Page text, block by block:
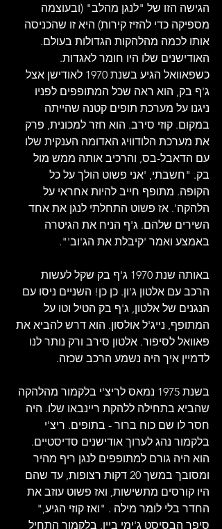
הגישה הזו של "לנגן מהלב" (ובעוצמה
מספיקה כדי להזיז קירות) היא זו שהכניסה
אותו לכמה מהלהקות הגדולות בעולם.
האודישנים שלו היו חומר לאגדות.
כשפאוואל הגיע בשנת 1970 לאודישן אצל
ג'ף בק, הוא ראה שכל המתופפים לפניו
ניגנו על מערכת תופים קטנה שהייתה
במקום. קוזי סירב. הוא חזר למכונית, פרק
את מערכת הלודוויג האדומה הענקית שלו
עם הדאבל-בס, והרכיב אותה ממש מול
בק. "חשבתי, 'אני פשוט הולך על כל
הקופה. מתופף חייב להיות אחראי על
הלהקה'. אז פשוט התחלתי לנגן את אחד
השירים שלהם. ג'ף הניח את הגיטרה
באמצע ואמר 'קיבלת את הג'וב'".
באותה שנת 1970 ג'ף בק שקל לעשות
הרכב עם אלטון ג'ון. כן כן! השניים ניסו עם
הנגנים של אלטון, ג'ף בק הטיל וטו על
המתופף, נייג'ל אולסון. הוא דרש להביא את
פאוואל לסיפור. אלטון סירב ורק נותר לנו
לדמיין איך היה נשמע הרכב שכזה.
בשנת 1975 נמאס לריצ'י בלקמור מהלהקה
שהביא בתחילה ללהקת ריינבאו שלו. היה
חסר לו שם כוח ברור - בתופים. ריצ'י
בלקמור נהג לערוך אודישנים סדיסטיים.
הוא היה גורם למתופפים לנגן ריף מהיר
ומסובך במשך 20 דקות רצופות, עד שהם
היו קורסים מתשישות, ואז פשוט עוזב את
החדר בלי לומר מילה . "ואז קוזי הגיע,"
סיפר הבסיסט ג'ימי ביין. בלקמור התחיל